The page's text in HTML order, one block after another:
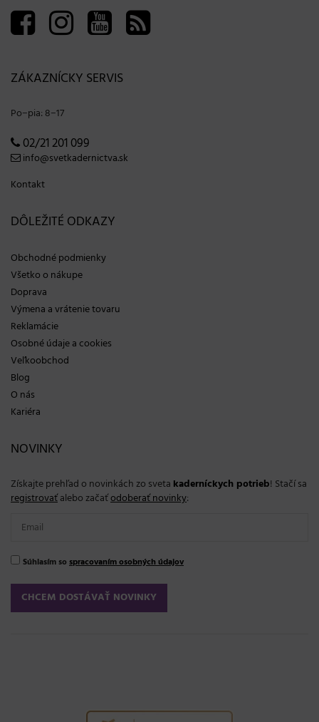
ZÁKAZNÍCKY SERVIS
Po−pia: 8−17
02/21 201 099
info@svetkadernictva.sk
Kontakt
DÔLEŽITÉ ODKAZY
Obchodné podmienky
Všetko o nákupe
Doprava
Výmena a vrátenie tovaru
Reklamácie
Osobné údaje a cookies
Veľkoobchod
Blog
O nás
Kariéra
NOVINKY
Získajte prehľad o novinkách zo sveta kaderníckych potrieb! Stačí sa
registrovaťalebo začaťodoberať novinky:
Súhlasím so spracovaním osobných údajov